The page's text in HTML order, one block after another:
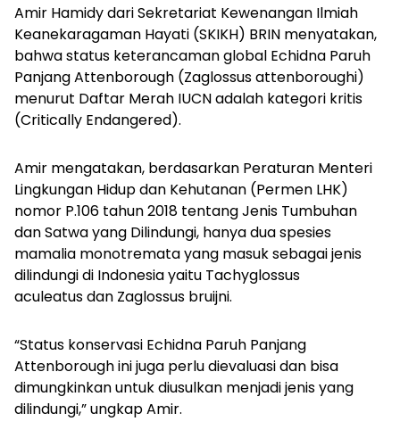
Amir Hamidy dari Sekretariat Kewenangan Ilmiah
Keanekaragaman Hayati (SKIKH) BRIN menyatakan,
bahwa status keterancaman global Echidna Paruh
Panjang Attenborough (Zaglossus attenboroughi)
menurut Daftar Merah IUCN adalah kategori kritis
(Critically Endangered).
Amir mengatakan, berdasarkan Peraturan Menteri
Lingkungan Hidup dan Kehutanan (Permen LHK)
nomor P.106 tahun 2018 tentang Jenis Tumbuhan
dan Satwa yang Dilindungi, hanya dua spesies
mamalia monotremata yang masuk sebagai jenis
dilindungi di Indonesia yaitu Tachyglossus
aculeatusdan Zaglossus bruijni.
“Status konservasi Echidna Paruh Panjang
Attenborough ini juga perlu dievaluasi dan bisa
dimungkinkan untuk diusulkan menjadi jenis yang
dilindungi,” ungkap Amir.